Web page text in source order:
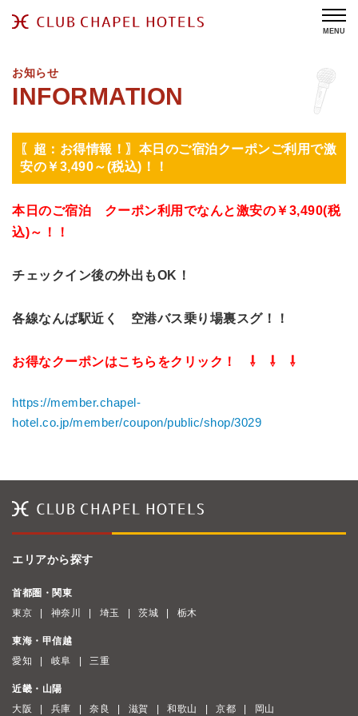
MENU
お知らせ
〖超：お得情報！〗本日のご宿泊クーポンご利用で激
安の￥3,490～(税込)！！
本日のご宿泊 クーポン利用でなんと激安の￥3,490(税
込)～！！
チェックイン後の外出もOK！
各線なんば駅近く 空港バス乗り場裏スグ！！
お得なクーポンはこちらをクリック！ ⇩ ⇩ ⇩
https://member.chapel-
hotel.co.jp/member/coupon/public/shop/3029
エリアから探す
首都圏・関東
東京
神奈川 埼玉 茨城 栃木
東海・甲信越
愛知
岐阜 三重
近畿・山陽
大阪
兵庫 奈良 滋賀 和歌山 京都 岡山